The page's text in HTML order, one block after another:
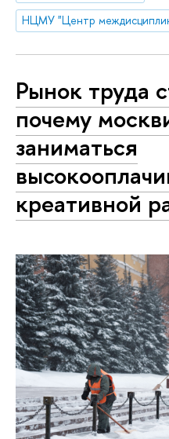
Рынок труда
почему
заниматься
креативной